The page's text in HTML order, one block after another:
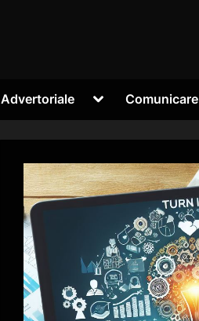
Advertoriale
Toggle
menu
Comunicare